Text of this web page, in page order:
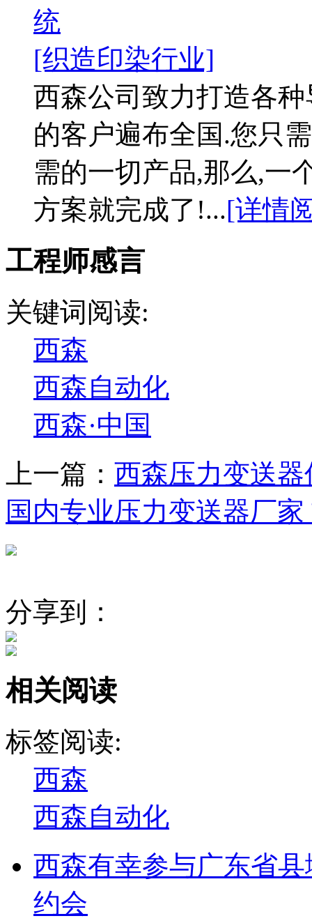
统
[织造印染行业]
西森公司致力打造各
的客户遍布全国.您只
需的一切产品,那么,一
方案就完成了!...[详情
工程师感言
关键词阅读:
西森
西森自动化
西森·中国
上一篇： 西森压力变送
国内专业压力变送器厂
分享到：
相关阅读
标签阅读:
西森
西森自动化
西森有幸参与广东省
约会